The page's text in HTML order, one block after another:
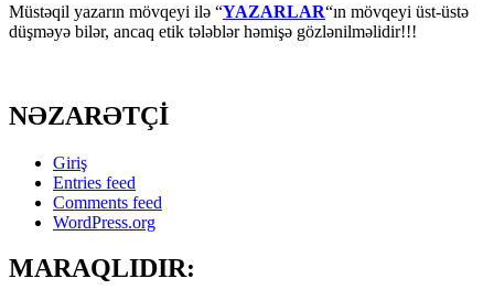
Müstəqil yazarın mövqeyi ilə “YAZARLAR“ın mövqeyi üst-üstə
düşməyə bilər, ancaq etik tələblər həmişə gözlənilməlidir!!!
NƏZARƏTÇİ
Giriş
Entries feed
Comments feed
WordPress.org
MARAQLIDIR: